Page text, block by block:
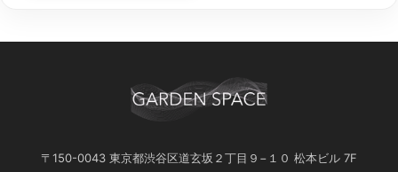
〒150-0043 東京都渋谷区道玄坂２丁目９−１０ 松本ビル 7F